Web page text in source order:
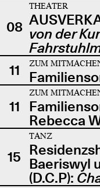
08
THEATER
von der
11
ZUM
11
ZUM
Rebecca
15
TANZ
Baeriswyl
(D.C.P):